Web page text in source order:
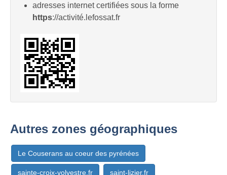
adresses internet certifiées sous la forme
https://activité.lefossat.fr
Autres zones géographiques
Le Couserans au coeur des pyrénées
sainte-croix-volvestre.fr saint-lizier.fr